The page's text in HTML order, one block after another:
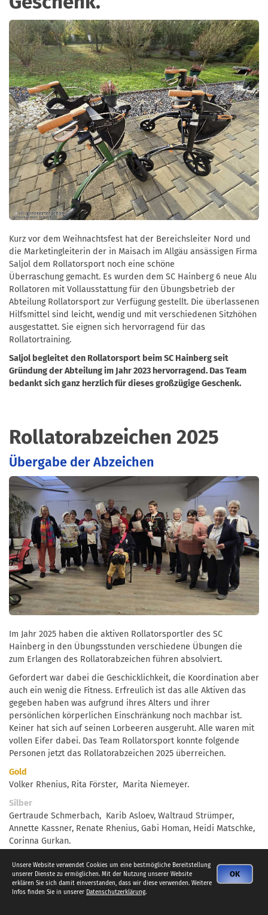
Kurz vor dem Weihnachtsfest hat der Bereichsleiter Nord und
die Marketingleiterin der in Maisach im Allgäu ansässigen Firma
Saljol dem Rollatorsport noch eine schöne
Überraschung gemacht. Es wurden dem SC Hainberg 6 neue Alu
Rollatoren mit Vollausstattung für den Übungsbetrieb der
Abteilung Rollatorsport zur Verfügung gestellt. Die überlassenen
Hilfsmittel sind leicht, wendig und mit verschiedenen Sitzhöhen
ausgestattet. Sie eignen sich hervorragend für das
Rollatortraining.
Saljol begleitet den Rollatorsport beim SC Hainberg seit
Gründung der Abteilung im Jahr 2023 hervorragend. Das Team
bedankt sich ganz herzlich für dieses großzügige Geschenk.
Rollatorabzeichen 2025
Übergabe der Abzeichen
Im Jahr 2025 haben die aktiven Rollatorsportler des SC
Hainberg in den Übungsstunden verschiedene Übungen die
zum Erlangen des Rollatorabzeichen führen absolviert.
Gefordert war dabei die Geschicklichkeit, die Koordination aber
auch ein wenig die Fitness. Erfreulich ist das alle Aktiven das
gegeben haben was aufgrund ihres Alters und ihrer
persönlichen körperlichen Einschränkung noch machbar ist.
Keiner hat sich auf seinen Lorbeeren ausgeruht. Alle waren mit
vollen Eifer dabei. Das Team Rollatorsport konnte folgende
Personen jetzt das Rollatorabzeichen 2025 überreichen.
Gold
Volker Rhenius, Rita Förster, Marita Niemeyer.
Silber
Gertraude Schmerbach, Karib Asloev, Waltraud Strümper,
Annette Kassner, Renate Rhenius, Gabi Homan, Heidi Matschke,
Corinna Gurkan.
Ulrich Schmerbach, Katharina Pfitzner, Liane Riebold, Christa
Knobel,
Burghardt Kachel, Günter Petermann, Kirsten - Anja Maack,
OK
Unsere Website verwendet Cookies um eine bestmögliche Bereitstellung
unserer Dienste zu ermöglichen. Mit der Nutzung unserer Website
erklären Sie sich damit einverstanden, dass wir diese verwenden. Weitere
Infos finden Sie in unserer Datenschutzerklärung.